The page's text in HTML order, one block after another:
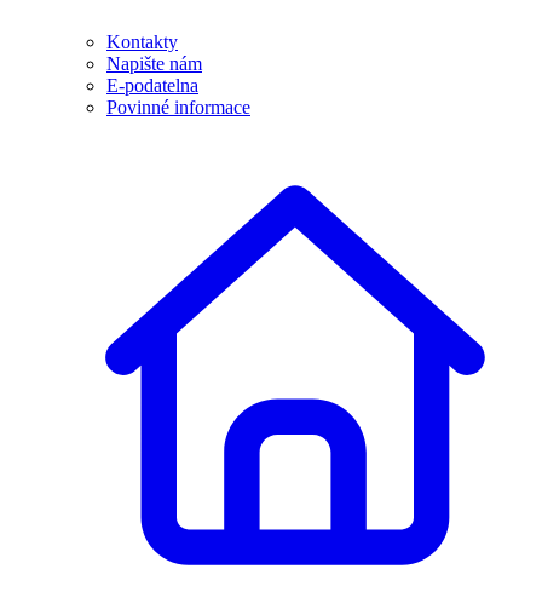
Kontakty
Napište nám
E-podatelna
Povinné informace